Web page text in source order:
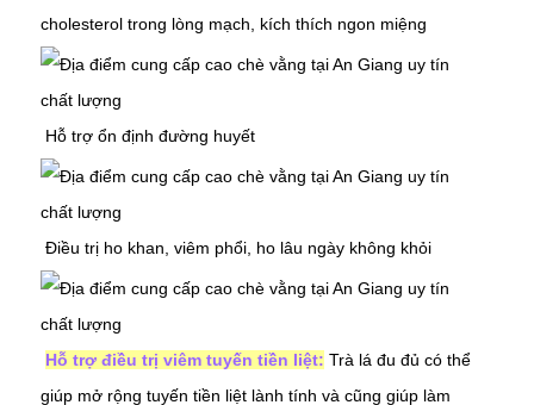
cholesterol trong lòng mạch, kích thích ngon miệng
Hỗ trợ ổn định đường huyết
Điều trị ho khan, viêm phổi , ho lâu ngày không khỏi
Hỗ trợ điều trị viêm tuyến tiền liệt: Trà lá đu đủ có thể
giúp mở rộng tuyến tiền liệt lành tính và cũng giúp làm